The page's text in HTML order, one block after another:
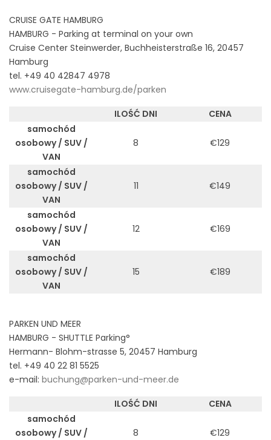
CRUISE GATE HAMBURG
HAMBURG - Parking at terminal on your own
Cruise Center Steinwerder, Buchheisterstraße 16, 20457
Hamburg
tel. +49 40 42847 4978
www.cruisegate-hamburg.de/parken
ILOŚĆ DNI
CENA
samochód
osobowy / SUV /
VAN
8 €129
samochód
osobowy / SUV /
VAN
11 €149
samochód
osobowy / SUV /
VAN
12 €169
samochód
osobowy / SUV /
VAN
15 €189
PARKEN UND MEER
HAMBURG - SHUTTLE Parking°
Hermann- Blohm-strasse 5, 20457 Hamburg
tel. +49 40 22 81 5525
e-mail: buchung@parken-und-meer.de
ILOŚĆ DNI
CENA
samochód
osobowy / SUV /
8 €129